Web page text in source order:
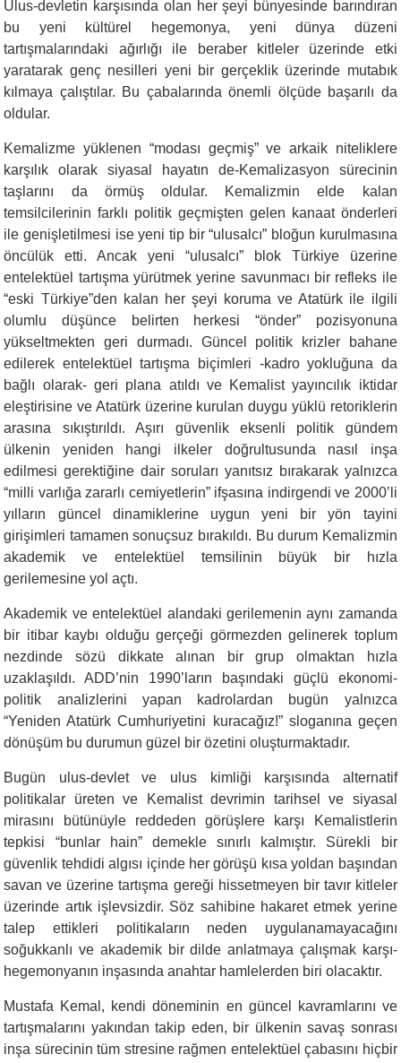
Ulus-devletin karşısında olan her şeyi bünyesinde barındıran
bu yeni kültürel hegemonya, yeni dünya düzeni
tartışmalarındaki ağırlığı ile beraber kitleler üzerinde etki
yaratarak genç nesilleri yeni bir gerçeklik üzerinde mutabık
kılmaya çalıştılar. Bu çabalarında önemli ölçüde başarılı da
oldular.
Kemalizme yüklenen “modası geçmiş” ve arkaik niteliklere
karşılık olarak siyasal hayatın de-Kemalizasyon sürecinin
taşlarını da örmüş oldular. Kemalizmin elde kalan
temsilcilerinin farklı politik geçmişten gelen kanaat önderleri
ile genişletilmesi ise yeni tip bir “ulusalcı” bloğun kurulmasına
öncülük etti. Ancak yeni “ulusalcı” blok Türkiye üzerine
entelektüel tartışma yürütmek yerine savunmacı bir refleks ile
“eski Türkiye”den kalan her şeyi koruma ve Atatürk ile ilgili
olumlu düşünce belirten herkesi “önder” pozisyonuna
yükseltmekten geri durmadı. Güncel politik krizler bahane
edilerek entelektüel tartışma biçimleri -kadro yokluğuna da
bağlı olarak- geri plana atıldı ve Kemalist yayıncılık iktidar
eleştirisine ve Atatürk üzerine kurulan duygu yüklü retoriklerin
arasına sıkıştırıldı. Aşırı güvenlik eksenli politik gündem
ülkenin yeniden hangi ilkeler doğrultusunda nasıl inşa
edilmesi gerektiğine dair soruları yanıtsız bırakarak yalnızca
“milli varlığa zararlı cemiyetlerin” ifşasına indirgendi ve 2000’li
yılların güncel dinamiklerine uygun yeni bir yön tayini
girişimleri tamamen sonuçsuz bırakıldı. Bu durum Kemalizmin
akademik ve entelektüel temsilinin büyük bir hızla
gerilemesine yol açtı.
Akademik ve entelektüel alandaki gerilemenin aynı zamanda
bir itibar kaybı olduğu gerçeği görmezden gelinerek toplum
nezdinde sözü dikkate alınan bir grup olmaktan hızla
uzaklaşıldı. ADD’nin 1990’ların başındaki güçlü ekonomi-
politik analizlerini yapan kadrolardan bugün yalnızca
“Yeniden Atatürk Cumhuriyetini kuracağız!” sloganına geçen
dönüşüm bu durumun güzel bir özetini oluşturmaktadır.
Bugün ulus-devlet ve ulus kimliği karşısında alternatif
politikalar üreten ve Kemalist devrimin tarihsel ve siyasal
mirasını bütünüyle reddeden görüşlere karşı Kemalistlerin
tepkisi “bunlar hain” demekle sınırlı kalmıştır. Sürekli bir
güvenlik tehdidi algısı içinde her görüşü kısa yoldan başından
savan ve üzerine tartışma gereği hissetmeyen bir tavır kitleler
üzerinde artık işlevsizdir. Söz sahibine hakaret etmek yerine
talep ettikleri politikaların neden uygulanamayacağını
soğukkanlı ve akademik bir dilde anlatmaya çalışmak karşı-
hegemonyanın inşasında anahtar hamlelerden biri olacaktır.
Mustafa Kemal, kendi döneminin en güncel kavramlarını ve
tartışmalarını yakından takip eden, bir ülkenin savaş sonrası
inşa sürecinin tüm stresine rağmen entelektüel çabasını hiçbir